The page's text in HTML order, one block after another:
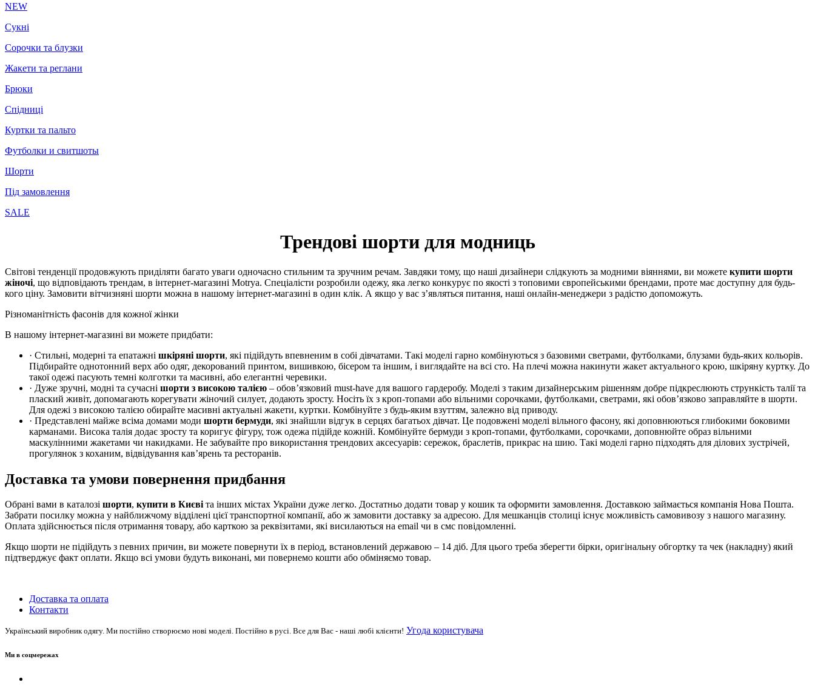
NEW
Сукні
Сорочки та блузки
Жакети та реглани
Брюки
Спідниці
Куртки та пальто
Футболки и свитшоты
Шорти
Під замовлення
SALE
Трендові шорти для модниць
Світові тенденції продовжують приділяти багато уваги одночасно стильним та зручним речам. Завдяки тому, що наші дизайнери слідкують за модними віяннями, ви можете купити шорти
жіночі, що відповідають трендам, в інтернет-магазині Motrya. Спеціалісти розробили одежу, яка легко конкурує по якості з топовими європейськими брендами, проте має доступну для будь-
кого ціну. Замовити вітчизняні шорти можна в нашому інтернет-магазині в один клік. А якщо у вас з’являться питання, наші онлайн-менеджери з радістю допоможуть.
Різноманітність фасонів для кожної жінки
В нашому інтернет-магазині ви можете придбати:
· Стильні, модерні та епатажні шкіряні шорти, які підійдуть впевненим в собі дівчатами. Такі моделі гарно комбінуються з базовими светрами, футболками, блузами будь-яких кольорів.
Підбирайте однотонний верх або одяг, декорований принтом, вишивкою, бісером та іншим, і виглядайте на всі сто. На плечі можна накинути жакет актуального крою, шкіряну куртку. До
такої одежі пасують темні колготки та масивні, або елегантні черевики.
· Дуже зручні, модні та сучасні шорти з високою талією – обов’язковий must-have для вашого гардеробу. Моделі з таким дизайнерським рішенням добре підкреслюють стрункість талії та
плаский живіт, допомагають корегувати жіночий силует, додають зросту. Носіть їх з кроп-топами або вільними сорочками, футболками, светрами, які обов’язково заправляйте в шорти.
Для одежі з високою талією обирайте масивні актуальні жакети, куртки. Комбінуйте з будь-яким взуттям, залежно від приводу.
· Представлені майже всіма домами моди шорти бермуди, які знайшли відгук в серцях багатьох дівчат. Це подовжені моделі вільного фасону, які доповнюються глибокими боковими
карманами. Висока талія додає зросту та коригує фігуру, тож одежа підійде кожній. Комбінуйте бермуди з кроп-топами, футболками, сорочками, доповнюйте образ вільними
маскулінними жакетами чи накидками. Не забувайте про використання трендових аксесуарів: сережок, браслетів, прикрас на шию. Такі моделі гарно підходять для ділових зустрічей,
прогулянок з коханим, відвідування кав’ярень та ресторанів.
Доставка та умови повернення придбання
Обрані вами в каталозі шорти, купити в Києвіта інших містах України дуже легко. Достатньо додати товар у кошик та оформити замовлення. Доставкою займається компанія Нова Пошта.
Забрати посилку можна у найближчому відділені цієї транспортної компанії, або ж замовити доставку за адресою. Для мешканців столиці існує можливість самовивозу з нашого магазину.
Оплата здійснюється після отримання товару, або карткою за реквізитами, які висилаються на email чи в смс повідомленні.
Якщо шорти не підійдуть з певних причин, ви можете повернути їх в період, встановлений державою – 14 діб. Для цього треба зберегти бірки, оригінальну обгортку та чек (накладну) який
підтверджує факт оплати. Якщо всі умови будуть виконані, ми повернемо кошти або обміняємо товар.
Доставка та оплата
Контакти
Український виробник одягу. Ми постійно створюємо нові моделі. Постійно в русі. Все для Вас - наші любі клієнти! Угода користувача
Ми в соцмережах